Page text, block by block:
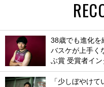
38歳でも進化を
バスケが上手く
ぶ賞 受賞者イン
「少しぼやけ